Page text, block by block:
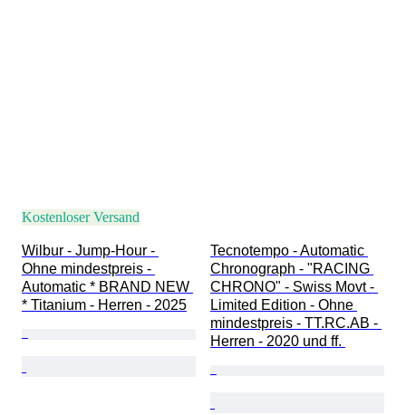
Kostenloser Versand
Wilbur - Jump-Hour -
Ohne mindestpreis -
Automatic * BRAND NEW
* Titanium - Herren - 2025
Tecnotempo - Automatic
Chronograph - "RACING
CHRONO" - Swiss Movt -
Limited Edition - Ohne
mindestpreis - TT.RC.AB -
Herren - 2020 und ff.